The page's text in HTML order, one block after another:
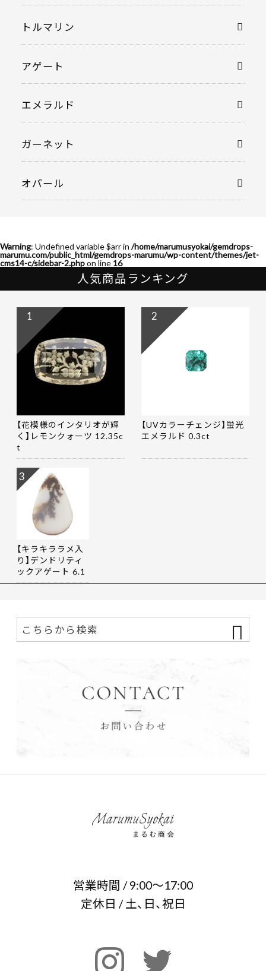
トルマリン
アゲート
エメラルド
ガーネット
オパール
Warning: Undefined variable $arr in /home/marumusyokai/gemdrops-
marumu.com/public_html/gemdrops-marumu/wp-content/themes/jet-
cms14-c/sidebar-2.phpon line 16
人気商品ランキング
【花模様のインタリオが輝
く】レモンクォーツ 12.35c
t
1
【UVカラーチェンジ】蛍光
エメラルド 0.3ct
2
【キラキララメ入
り】デンドリティ
ックアゲート 6.1
9ct
3
営業時間 / 9:00～17:00
定休日 / 土、日、祝日